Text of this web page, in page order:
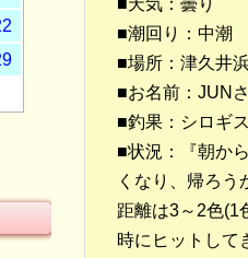
■天気：曇り
■潮回り：中潮
■場所：津久井
■お名前：JUN
■釣果：シロギ
■状況：『朝か
くなり、帰ろう
距離は3～2色(1
時にヒットして